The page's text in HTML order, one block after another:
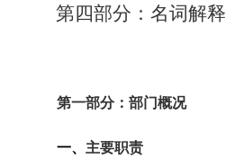
第四部分：名词解释
第一部分：部门概况
一、主要职责